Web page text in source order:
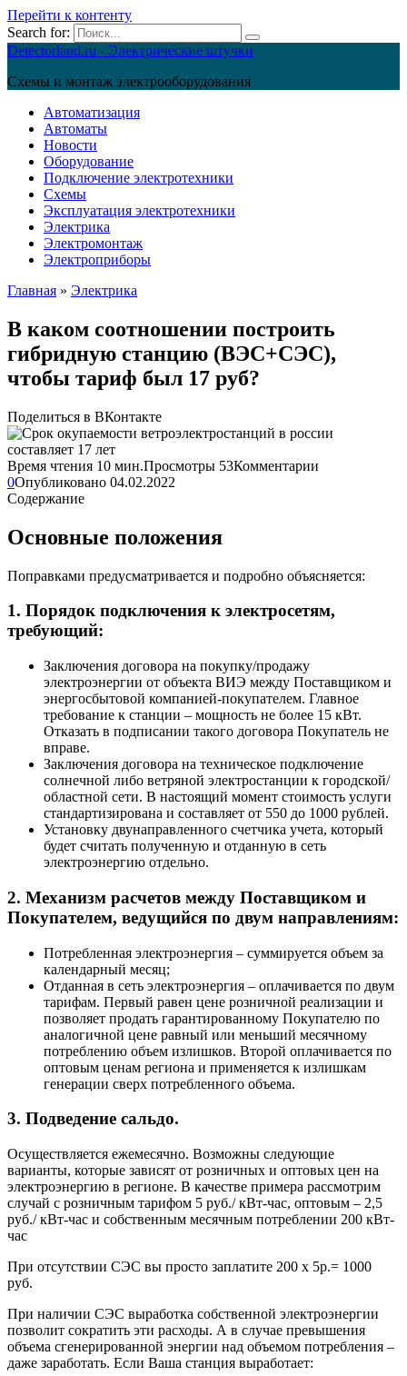
Перейти к контенту
Search for:
Detectorland.ru - Электрические штучки
Схемы и монтаж электрооборудования
Автоматизация
Автоматы
Новости
Оборудование
Подключение электротехники
Схемы
Эксплуатация электротехники
Электрика
Электромонтаж
Электроприборы
Главная » Электрика
В каком соотношении построить
гибридную станцию (ВЭС+СЭС),
чтобы тариф был 17 руб?
Поделиться в ВКонтакте
Время чтения 10 мин.Просмотры 53Комментарии
0Опубликовано 04.02.2022
Содержание
Основные положения
Поправками предусматривается и подробно объясняется:
1. Порядок подключения к электросетям,
требующий:
Заключения договора на покупку/продажу
электроэнергии от объекта ВИЭ между Поставщиком и
энергосбытовой компанией-покупателем. Главное
требование к станции – мощность не более 15 кВт.
Отказать в подписании такого договора Покупатель не
вправе.
Заключения договора на техническое подключение
солнечной либо ветряной электростанции к городской/
областной сети. В настоящий момент стоимость услуги
стандартизирована и составляет от 550 до 1000 рублей.
Установку двунаправленного счетчика учета, который
будет считать полученную и отданную в сеть
электроэнергию отдельно.
2. Механизм расчетов между Поставщиком и
Покупателем, ведущийся по двум направлениям:
Потребленная электроэнергия – суммируется объем за
календарный месяц;
Отданная в сеть электроэнергия – оплачивается по двум
тарифам. Первый равен цене розничной реализации и
позволяет продать гарантированному Покупателю по
аналогичной цене равный или меньший месячному
потреблению объем излишков. Второй оплачивается по
оптовым ценам региона и применяется к излишкам
генерации сверх потребленного объема.
3. Подведение сальдо.
Осуществляется ежемесячно. Возможны следующие
варианты, которые зависят от розничных и оптовых цен на
электроэнергию в регионе. В качестве примера рассмотрим
случай с розничным тарифом 5 руб./ кВт-час, оптовым – 2,5
руб./ кВт-час и собственным месячным потреблении 200 кВт-
час
При отсутствии СЭС вы просто заплатите 200 х 5р.= 1000
руб.
При наличии СЭС выработка собственной электроэнергии
позволит сократить эти расходы. А в случае превышения
объема сгенерированной энергии над объемом потребления –
даже заработать. Если Ваша станция выработает: